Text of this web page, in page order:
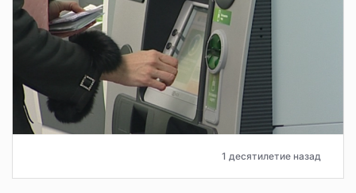
1 десятилетие назад